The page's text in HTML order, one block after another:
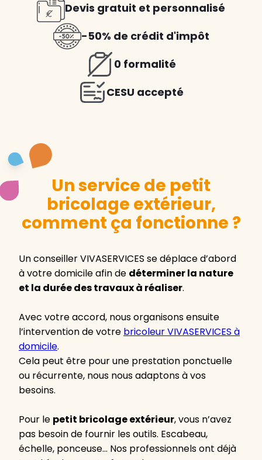
Devis gratuit et personnalisé
-50% de crédit d'impôt
0 formalité
CESU accepté
Un service de petit
bricolage extérieur,
comment ça fonctionne ?
Un conseiller VIVASERVICES se déplace d’abord
à votre domicile afin de déterminer la nature
et la durée des travaux à réaliser.
Avec votre accord, nous organisons ensuite
l’intervention de votre bricoleur VIVASERVICES à
domicile.
Cela peut être pour une prestation ponctuelle
ou récurrente, nous nous adaptons à vos
besoins.
Pour le petit bricolage extérieur, vous n’avez
pas besoin de fournir les outils. Escabeau,
échelle, ponceuse… Nos professionnels ont déjà